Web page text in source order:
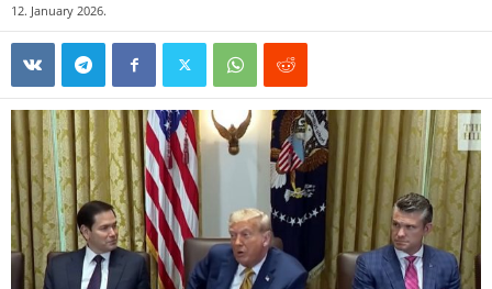
12. January 2026.